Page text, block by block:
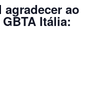
ao
Itália: